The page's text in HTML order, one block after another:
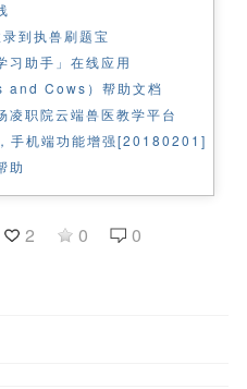
到执兽刷题宝
习助手」在线应用
and Cows）帮助文档
凌职院云端兽医教学平台
手机端功能增强[20180201]
助
2 0
0